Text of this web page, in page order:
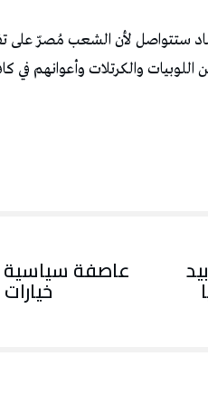
ستتواصل لأن الشعب مُصرّ
اللوبيات والكرتلات وأعوانهم
عاصفة